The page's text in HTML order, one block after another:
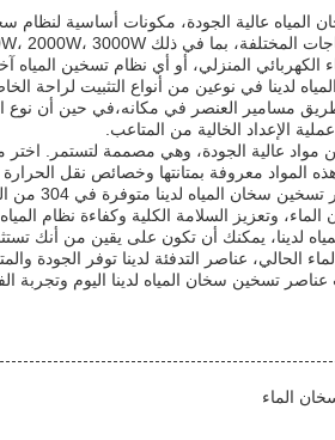
عالية الجودة، مكونات أساسية لنظام
المنزلي، أو أي نظام تسخين المياه
مسامير العنصر في مكانه،في حين أن نوع
الإعداد الخالية من المتاعب.
المواد معروفة بمتانتها وخصائص نقل
المواد
وتعزيز السلامة الكلية وكفاءة نظام
لدينا، يمكنك أن تكون على يقين من أنك
الحالي، عناصر التدفئة لدينا توفر الجودة
تسخين سخان المياه لدينا اليوم
الماء